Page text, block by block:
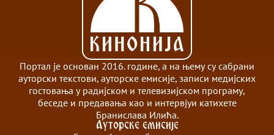
Портал је основан 2016. године, а на њему су сабрани
ауторски текстови, ауторске емисије, записи медијских
гостовања у радијском и телевизијском програму,
беседе и предавања као и интервјуи катихете
Бранислава Илића.
Ауторске емисије